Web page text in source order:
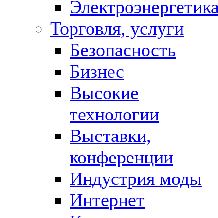
Торговля, услуги
Безопасность
Бизнес
Высокие
технологии
Выставки,
конференции
Индустрия моды
Интернет